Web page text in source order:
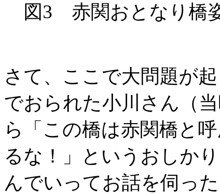
図3 赤関おとなり橋
さて、ここで大問題が
でおられた小川さん（
ら「この橋は赤関橋と
るな！」というおしか
んでいってお話を伺っ